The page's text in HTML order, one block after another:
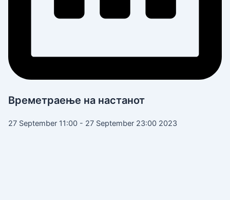
Времетраење на настанот
27 September 11:00 - 27 September 23:00 2023